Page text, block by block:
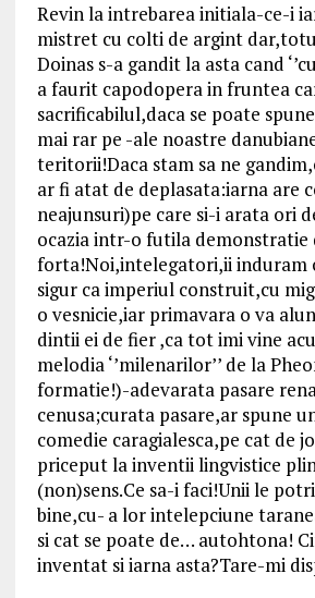
Revin la intrebarea initiala-ce-i
mistret cu colti de argint
Doinas s-a gandit la asta cand
a faurit capodopera in fruntea
sacrificabilul,daca se poate
mai rar pe -ale noastre
teritorii!Daca stam sa ne
ar fi atat de deplasata:iarna are
neajunsuri)pe care si-i arata ori
ocazia intr-o futila demonstratie
forta!Noi,intelegatori,ii induram
sigur ca imperiul construit,cu
o vesnicie,iar primavara o va
dintii ei de fier ,ca tot imi vine
melodia ‘’milenarilor’’ de la
formatie!)-adevarata pasare
cenusa;curata pasare,ar spune
comedie caragialesca,pe cat de
priceput la inventii lingvistice
(non)sens.Ce sa-i faci!Unii le
bine,cu- a lor intelepciune
si cat se poate de… autohtona!
inventat si iarna asta?Tare-mi